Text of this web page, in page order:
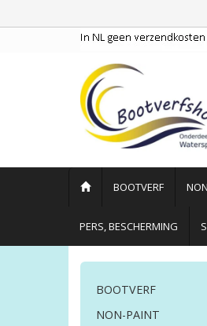
BOOTVERF
PERS, BESCHERMING
BOOTVERF
NON-PAINT